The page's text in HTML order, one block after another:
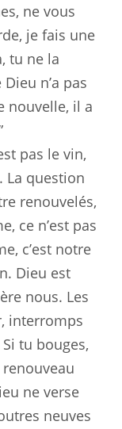
ne vous
je fais une
tu ne la
n’a pas
nouvelle, il a
pas le vin,
La question
renouvelés,
ce n’est pas
c’est notre
Dieu est
nous. Les
interromps
tu bouges,
ne verse
neuves